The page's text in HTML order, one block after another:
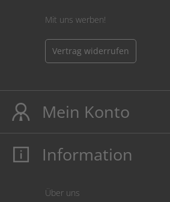
Mit uns werben!
Vertrag widerrufen
Mein Konto
Mein Konto
Information
Über uns